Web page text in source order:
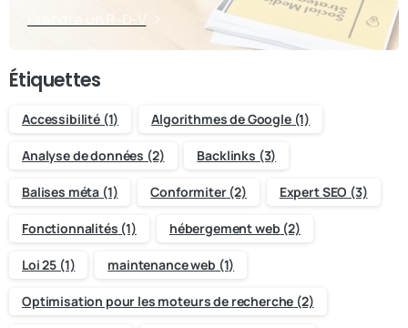
Étiquettes
Accessibilité(1) Algorithmes de Google(1)
Analyse de données (2) Backlinks (3)
Balises méta (1) Conformiter(2) Expert SEO (3)
Fonctionnalités (1) hébergement web (2)
Loi 25 (1) maintenance web (1)
Optimisation pour les moteurs de recherche (2)